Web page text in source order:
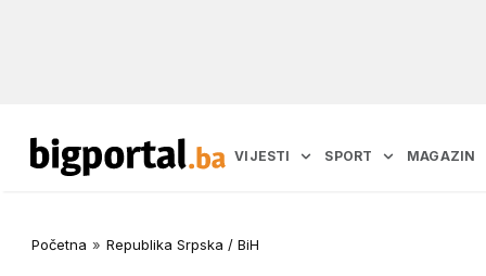
VIJESTI SPORT MAGAZIN
Početna » Republika Srpska / BiH